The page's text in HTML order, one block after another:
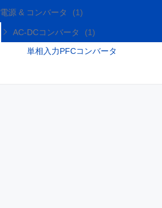
電源 & コンバータ (1)
AC-DCコンバータ
(1)
単相入力PFCコンバータ